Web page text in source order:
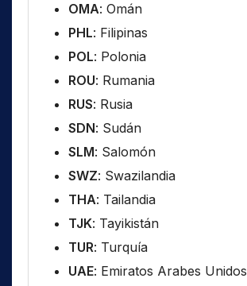
OMA: Omán
PHL: Filipinas
POL: Polonia
ROU: Rumania
RUS: Rusia
SDN: Sudán
SLM: Salomón
SWZ: Swazilandia
THA: Tailandia
TJK: Tayikistán
TUR: Turquía
UAE: Emiratos Arabes Unidos